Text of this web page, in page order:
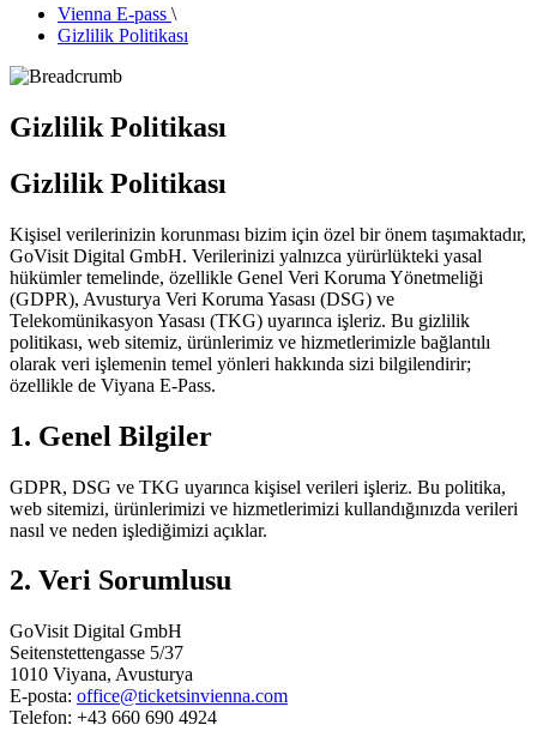
Vienna E-pass \
Gizlilik Politikası
Gizlilik Politikası
Gizlilik Politikası
Kişisel verilerinizin korunması bizim için özel bir önem taşımaktadır,
GoVisit Digital GmbH. Verilerinizi yalnızca yürürlükteki yasal
hükümler temelinde, özellikle Genel Veri Koruma Yönetmeliği
(GDPR), Avusturya Veri Koruma Yasası (DSG) ve
Telekomünikasyon Yasası (TKG) uyarınca işleriz. Bu gizlilik
politikası, web sitemiz, ürünlerimiz ve hizmetlerimizle bağlantılı
olarak veri işlemenin temel yönleri hakkında sizi bilgilendirir;
özellikle de Viyana E-Pass.
1. Genel Bilgiler
GDPR, DSG ve TKG uyarınca kişisel verileri işleriz. Bu politika,
web sitemizi, ürünlerimizi ve hizmetlerimizi kullandığınızda verileri
nasıl ve neden işlediğimizi açıklar.
2. Veri Sorumlusu
GoVisit Digital GmbH
Seitenstettengasse 5/37
1010 Viyana, Avusturya
E-posta: office@ticketsinvienna.com
Telefon: +43 660 690 4924